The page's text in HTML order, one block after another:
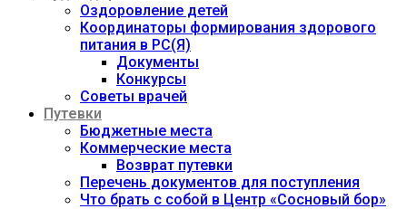
Оздоровление детей
Координаторы формирования здорового
питания в РС(Я)
Документы
Конкурсы
Советы врачей
Путевки
Бюджетные места
Коммерческие места
Возврат путевки
Перечень документов для поступления
Что брать с собой в Центр «Сосновый бор»